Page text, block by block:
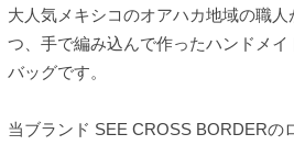
大人気メキシコのオアハカ地域の職人
つ、手で編み込んで作ったハンドメイ
バッグです。
当ブランド SEE CROSS BORDERの